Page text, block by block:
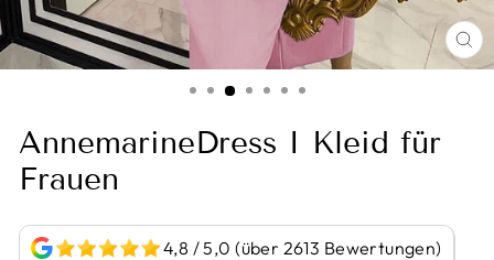
AnnemarineDress I Kleid für
Frauen
4,8 / 5,0 (über 2613 Bewertungen)